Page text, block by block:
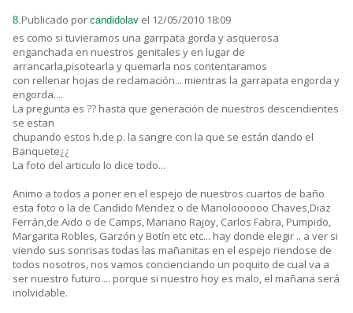
8.Publicado por candidolav el 12/05/2010 18:09
es como si tuvieramos una garrpata gorda y asquerosa
enganchada en nuestros genitales y en lugar de
arrancarla,pisotearla y quemarla nos contentaramos
con rellenar hojas de reclamación... mientras la garrapata engorda y
engorda....
La pregunta es ?? hasta que generación de nuestros descendientes
se estan
chupando estos h.de p. la sangre con la que se están dando el
Banquete¿¿
La foto del articulo lo dice todo...
Animo a todos a poner en el espejo de nuestros cuartos de baño
esta foto o la de Candido Mendez o de Manoloooooo Chaves,Diaz
Ferrán,de Aido o de Camps, Mariano Rajoy, Carlos Fabra, Pumpido,
Margarita Robles, Garzón y Botín etc etc... hay donde elegir .. a ver si
viendo sus sonrisas todas las mañanitas en el espejo riendose de
todos nosotros, nos vamos concienciando un poquito de cual va a
ser nuestro futuro.... porque si nuestro hoy es malo, el mañana será
inolvidable.